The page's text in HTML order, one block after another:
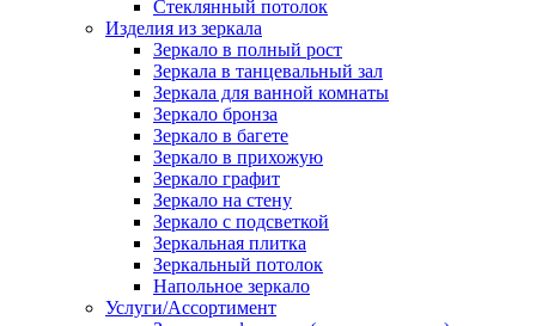
Стеклянный потолок
Изделия из зеркала
Зеркало в полный рост
Зеркала в танцевальный зал
Зеркала для ванной комнаты
Зеркало бронза
Зеркало в багете
Зеркало в прихожую
Зеркало графит
Зеркало на стену
Зеркало с подсветкой
Зеркальная плитка
Зеркальный потолок
Напольное зеркало
Услуги/Ассортимент